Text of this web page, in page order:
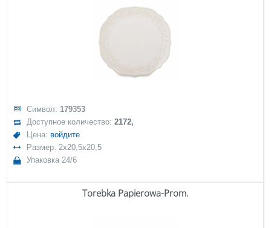
Символ: 179353
Доступное количество:2172,
Цена: войдите
Размер: 2x20,5x20,5
Упаковка 24/6
Torebka Papierowa-Prom.